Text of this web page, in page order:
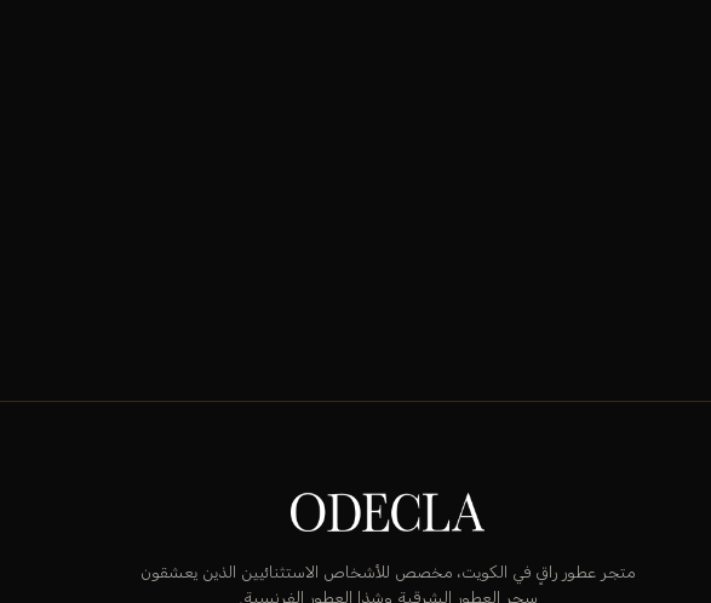
متجر عطور راقٍ في الكويت، مخصص للأشخاص الاستثنائيين الذين يعشقون
سحر العطور الشرقية وشذا العطور الفرنسية.